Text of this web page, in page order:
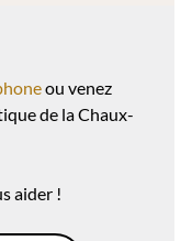
ou venez
de la Chaux-
aider !